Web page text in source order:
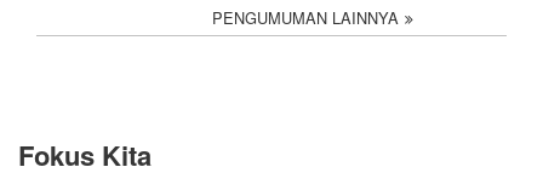
PENGUMUMAN LAINNYA
Fokus Kita